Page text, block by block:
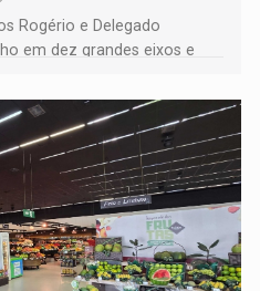
Rogério e Delegado
em dez grandes eixos e